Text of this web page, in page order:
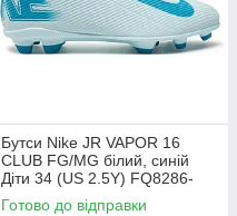
Бутси Nike JR VAPOR 16
CLUB FG/MG білий, синій
Діти 34 (US 2.5Y) FQ8286-
400
Готово до відправки